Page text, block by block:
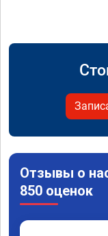
Отзывы о
850 оценок